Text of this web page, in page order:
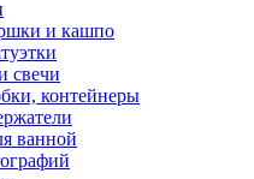
и кашпо
свечи
контейнеры
ванной